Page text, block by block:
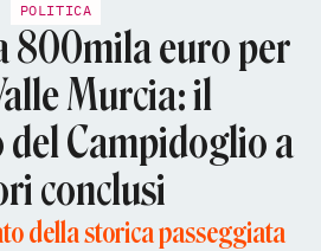
POLITICA
800mila euro per
Murcia: il
Campidoglio a
conclusi
della storica passeggiata